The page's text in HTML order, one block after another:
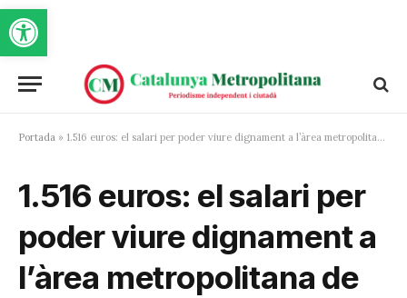
Obre la barra d'eines
Portada » 1.516 euros: el salari per poder viure dignament a l’àrea metropolitana de Barcelona
1.516 euros: el salari per
poder viure dignament a
l’àrea metropolitana de